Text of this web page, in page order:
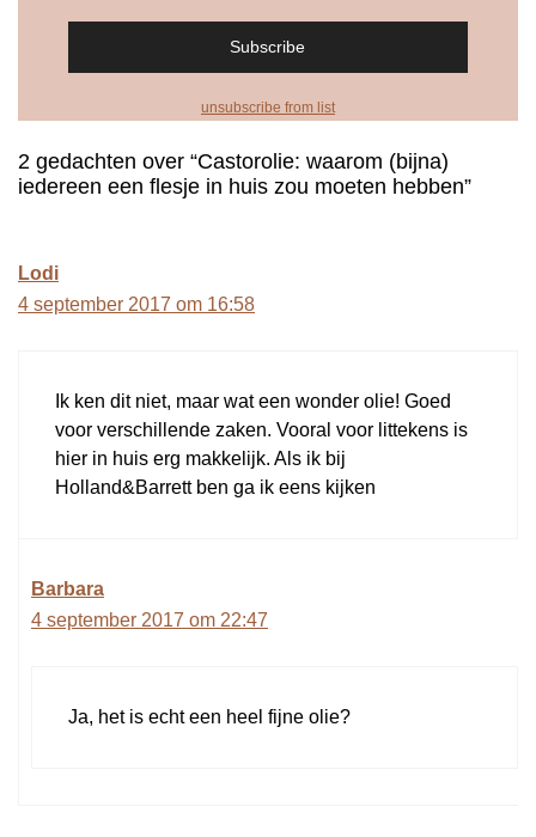
unsubscribe from list
2 gedachten over “Castorolie: waarom (bijna)
iedereen een flesje in huis zou moeten hebben”
Lodi
4 september 2017 om 16:58
Ik ken dit niet, maar wat een wonder olie! Goed
voor verschillende zaken. Vooral voor littekens is
hier in huis erg makkelijk. Als ik bij
Holland&Barrett ben ga ik eens kijken
Barbara
4 september 2017 om 22:47
Ja, het is echt een heel fijne olie?